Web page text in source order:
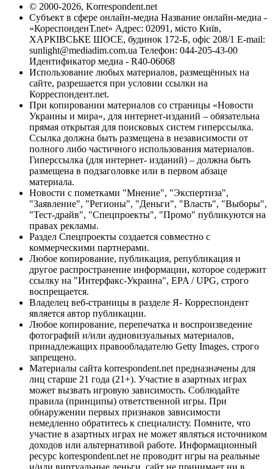
© 2000-2026, Korrespondent.net
Субъект в сфере онлайн-медиа Название онлайн-медиа -
«КореспонденТ.net» Адрес: 02091, місто Київ,
ХАРКІВСЬКЕ ШОСЕ, будинок 172-Б, офіс 208/1 E-mail:
sunlight@mediadim.com.ua Телефон: 044-205-43-00
Идентификатор медиа - R40-06068
Использование любых материалов, размещённых на
сайте, разрешается при условии ссылки на
Корреспондент.net.
При копировании материалов со страницы «Новости
Украины и мира», для интернет-изданий – обязательна
прямая открытая для поисковых систем гиперссылка.
Ссылка должна быть размещена в независимости от
полного либо частичного использования материалов.
Гиперссылка (для интернет- изданий) – должна быть
размещена в подзаголовке или в первом абзаце
материала.
Новости с пометками "Мнение", "Экспертиза",
"Заявление", "Регионы", "Деньги", "Власть", "Выборы",
"Тест-драйв", "Спецпроекты", "Промо" публикуются на
правах рекламы.
Раздел Спецпроекты создается совместно с
коммерческими партнерами.
Любое копирование, публикация, републикация и
другое распространение информации, которое содержит
ссылку на "Интерфакс-Украина", EPA / UPG, строго
воспрещается.
Владелец веб-страницы в разделе Я- Корреспондент
является автор публикации.
Любое копирование, перепечатка и воспроизведение
фотографий и/или аудиовизуальных материалов,
принадлежащих правообладателю Getty Images, строго
запрещено.
Материалы сайта korrespondent.net предназначены для
лиц старше 21 года (21+). Участие в азартных играх
может вызвать игровую зависимость. Соблюдайте
правила (принципы) ответственной игры. При
обнаружении первых признаков зависимости
немедленно обратитесь к специалисту. Помните, что
участие в азартных играх не может являться источником
доходов или альтернативой работе. Информационный
ресурс korrespondent.net не проводит игры на реальные
и/или виртуальные деньги, сайт не принимает ни в